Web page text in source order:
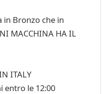
in Bronzo che in
MACCHINA HA IL
ITALY
entro le 12:00